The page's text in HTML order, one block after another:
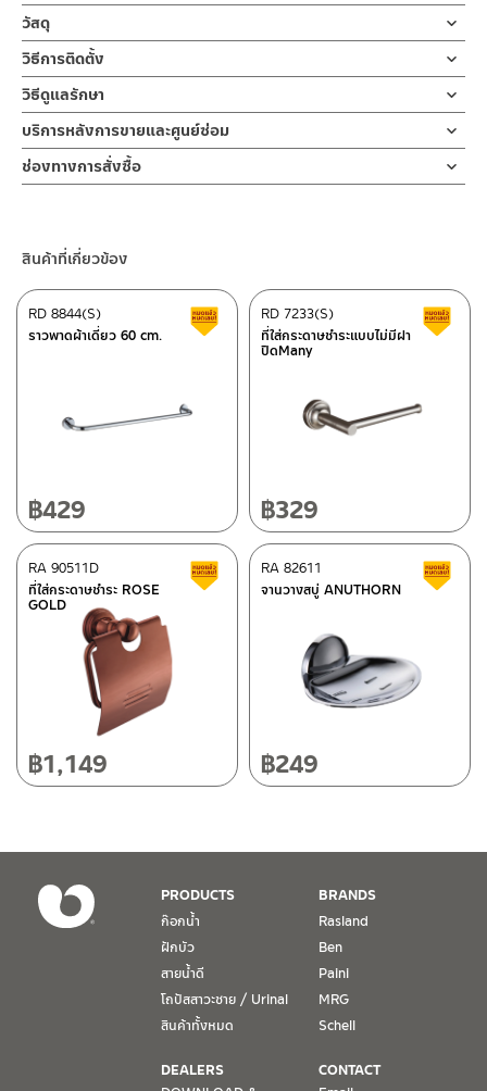
ที่ใส่สบู่ จานวางสบู่ ผลิตจากสแตนเลสเกรด 304 MATT BLACK
ออกแบบสไตล์ร่วมสมัย
จานวางสบู่สแตนเลส ที่ใส่สบู่ ใช้สำหรับวางสบู่ก้อนในห้องน้ำ ผลิตจากส
แตนเลส เกรด 304 MATT BLACK หรือสีดำด้าน ทนทานแข็งแรง ต้าน
การกัดกร่อนสูง และไม่ขึ้นสนิม การออกแบบให้ความรู้สึกร่วมสมัย
วัสดุ
จานวางสบู่
ผลิตจากสแตนเลสเกรด 304 ชุบสีดำ
วิธีการติดตั้ง
วิธีดูแลรักษา
คำแนะนำในการดูแลรักษาผลิตภัณฑ์
1. ไม่ทำสินค้าให้เกิดความเสียหายอื่น ๆ นอกจากการใช้งานปกติ เช่นไม่
ทำตก ไม่งัดหรือโยกสินค้าแรงๆ
2. ทำความสะอาดสินค้าโดยการใช้ผ้านุ่มๆชุบน้ำหมาดๆแล้วเช็ดให้แห้ง
4. ห้ามใช้แปรง วัสดุแข็ง หยาบ ห้ามใช้ฝอยขัดทำความสะอาด ขัดหรือถู
บริการหลังการขายและศูนย์ซ่อม
ช่องทางออนไลน์
– Email: contact@charnpaiboon.com
ศูนย์บริการและอะไหล่ กรุงเทพฯ
โทร: 02-358-0080 / 080-075-8668 / 091-545-0556
ศูนย์บริการและอะไหล่ เชียงใหม่
118/33 โครงการอรสิริน ม.8 ต.สันปูเลย อ.ดอยสะเก็ด เชียงใหม่
โทร: 080-075-2626
วันและเวลาทำการ
วันจันทร์ – วันศุกร์ เวลา 8:30-17:30 น.
วันเสาร์ เวลา 8:30-15:00 น.
1. การรับประกัน จะต้องมีหลักฐานการซื้อ หรือ ใบเสร็จ โดยทางบริษัทฯ
ขอตรวจสอบโดยนับวันซื้อขายเป็นสำคัญ ทางบริษัทฯ ไม่สามารถให้
เงื่อนไขการรับประกันสินค้าได้ หากไม่มีเอกสารดังกล่าว
2. การรับประกันสินค้า จะรับประกันฉพาะสินค้าที่อยู่ในสภาพการใช้งาน
ปกติ หากมีตำหนิ ชำรุด ร้าว ตกพื้น หรือสภาพภายนอกอยู่ในสภาพที่ใช้
ช่องทางการสั่งซื้อ
– Shopee
–Lazada
–ซื้อสินค้าชิ้นนี้บน Shopee>> คลิกที่นี่<<
คลิกที่นี่<<
ติดต่อพนักงานขาย / Contact Sales Staff
โทร: 02-285-5795
ติดต่อ ชาญไพบูลย์ / Contact Us
สินค้าที่เกี่ยวข้อง
ราวพาดผ้าเดี่ยว 60 cm.
RD 8844(S) สินค้าลดราคา เคลียร์สต็อก
฿429
ที่ใส่กระดาษชำระแบบไม่มีฝา
ปิดMany
RD 7233(S)
฿329
ที่ใส่กระดาษชำระ ROSE
GOLD
RA 90511D สินค้าลดราคา เคลียร์สต็อก
฿1,149
จานวางสบู่ ANUTHORN
RA 82611
฿249
PRODUCTS
ก๊อกน้ำ
ฝักบัว
สายน้ำดี
โถปัสสาวะชาย / Urinal
สินค้าทั้งหมด
BRANDS
Rasland
Ben
Paini
MRG
Schell
DEALERS
CONTACT